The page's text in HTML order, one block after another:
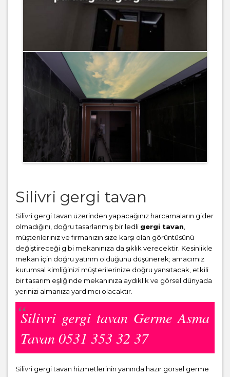
Silivri gergi tavan
Silivri gergi tavan üzerinden yapacağınız harcamaların gider
olmadığını, doğru tasarlanmış bir ledli gergi tavan
müşterileriniz ve firmanızın size karşı olan görüntüsünü
değiştireceği gibi mekanınıza da şıklık verecektir. Kesinlikle
mekan için doğru yatırım olduğunu düşünerek; amacımız
kurumsal kimliğinizi müşterilerinize doğru yansıtacak, etkili
bir tasarım eşliğinde mekanınıza aydıklık ve görsel dünyada
yerinizi almanıza yardımcı olacaktır.
Silivri gergi tavan Germe Asma
Tavan 0531 353 32 37
Silivri gergi tavan hizmetlerinin yanında hazır görsel germe